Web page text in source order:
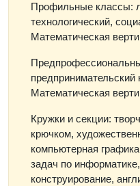
Профильные классы:
технологический,
Математическая
Математическая
Кружки и секции:
крючком,
компьютерная
задач по
конструирование,